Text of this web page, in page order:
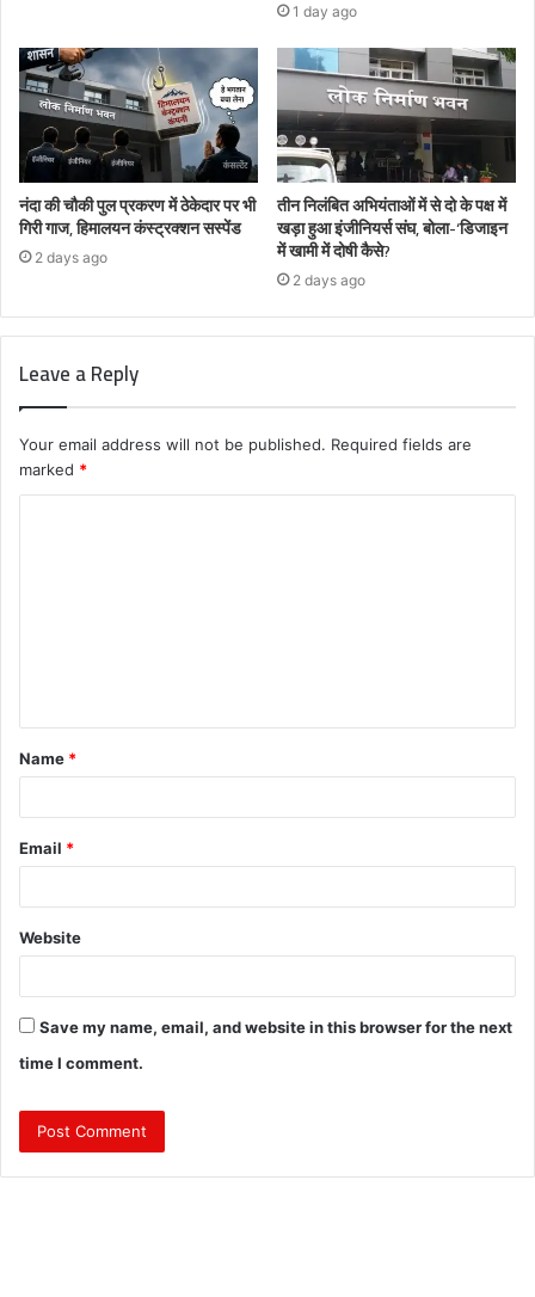
1 day ago
नंदा की चौकी पुल प्रकरण में ठेकेदार पर भी
गिरी गाज, हिमालयन कंस्ट्रक्शन सस्पेंड
2 days ago
तीन निलंबित अभियंताओं में से दो के पक्ष में
खड़ा हुआ इंजीनियर्स संघ, बोला-‘डिजाइन
में खामी में दोषी कैसे?
2 days ago
Leave a Reply
Your email address will not be published. Required fields are
marked *
t
*
Name *
Email *
Website
Save my name, email, and website in this browser for the next
time I comment.